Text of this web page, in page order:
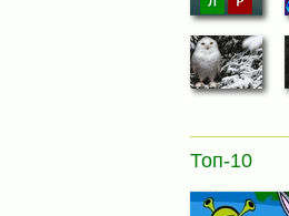
Топ-10